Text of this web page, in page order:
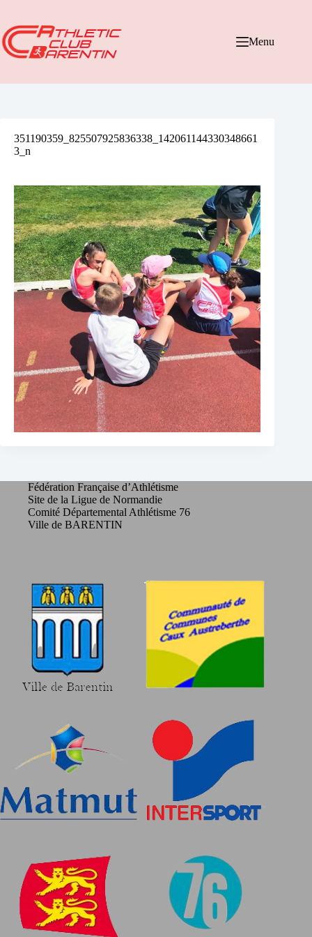
contenu
Menu
351190359_825507925836338_142061144330348661
3_n
Fédération Française d’Athlétisme
Site de la Ligue de Normandie
Comité Départemental Athlétisme 76
Ville de BARENTIN